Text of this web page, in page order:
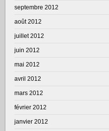
septembre 2012
août 2012
juillet 2012
juin 2012
mai 2012
avril 2012
mars 2012
février 2012
janvier 2012